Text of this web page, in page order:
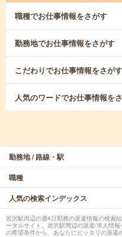
職種でお仕事情報をさがす
勤務地でお仕事情報をさがす
こだわりでお仕事情報をさがす
人気のワードでお仕事情報を
勤務地 / 路線・駅
職種
人気の検索インデックス
岩沢駅周辺の週4日勤務の派遣情報の検索
ータルサイト。岩沢駅周辺の派遣/求人情
の希望条件から、あなたにピッタリの派遣